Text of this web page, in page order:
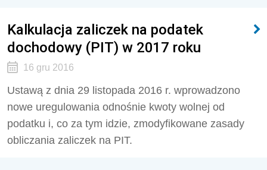
Kalkulacja zaliczek na podatek
dochodowy (PIT) w 2017 roku
16 gru 2016
Ustawą z dnia 29 listopada 2016 r. wprowadzono
nowe uregulowania odnośnie kwoty wolnej od
podatku i, co za tym idzie, zmodyfikowane zasady
obliczania zaliczek na PIT.